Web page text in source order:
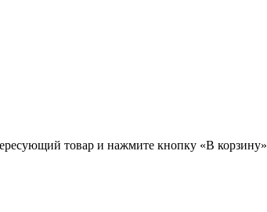
товар и нажмите кнопку «В корзину»